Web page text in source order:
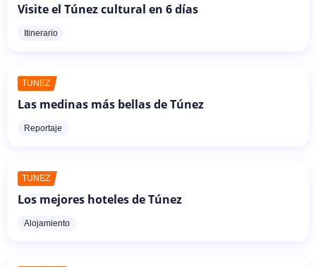
Visite el Túnez cultural en 6 días
Itinerario
TÚNEZ
Las medinas más bellas de Túnez
Reportaje
TÚNEZ
Los mejores hoteles de Túnez
Alojamiento